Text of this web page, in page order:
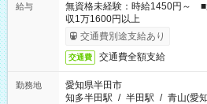
給与
無資格未経験：時給1450円～
収1万1600円以上
交通費別途支給あり
交通費 交通費全額支給
勤務地
愛知県半田市
知多半田駅 / 半田駅 / 青山(愛